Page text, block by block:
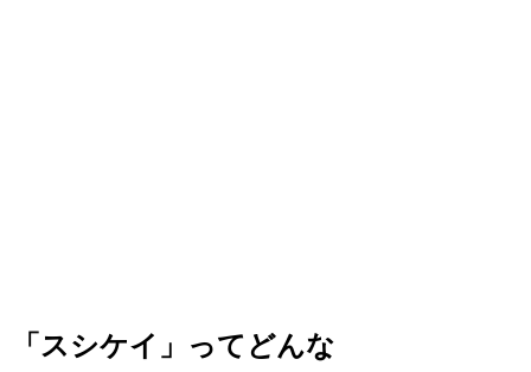
「スシケイ」ってどんな